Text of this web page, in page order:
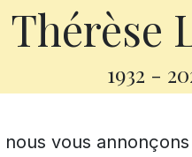
Thérèse
1932 -
nous vous